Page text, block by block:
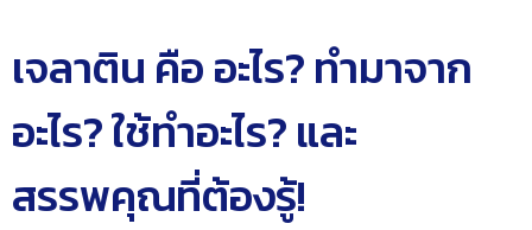
เจลาติน คือ อะไร? ทำมาจาก
อะไร? ใช้ทำอะไร? และ
สรรพคุณที่ต้องรู้!